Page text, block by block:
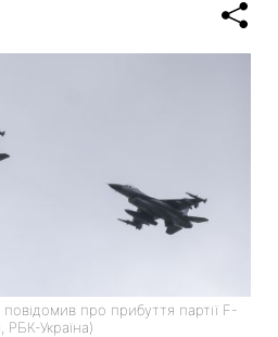
про прибуття партії F-
РБК-Україна)